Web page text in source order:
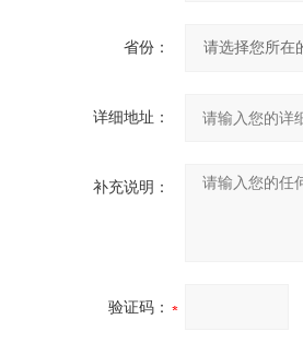
省份：
详细地址：
补充说明：
验证码：